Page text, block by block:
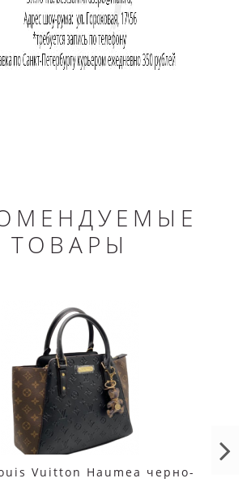
ТОВАРЫ
Vuitton Haumea черно-